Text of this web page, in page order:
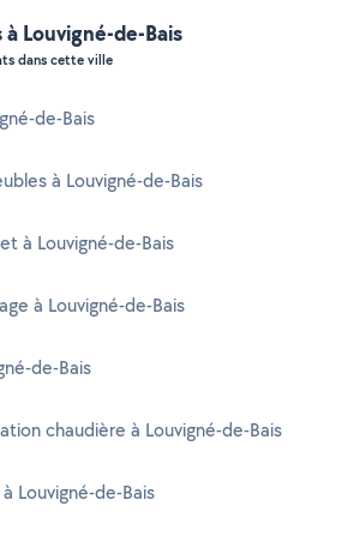
Louvigné-de-Bais
dans cette ville
de-Bais
à Louvigné-de-Bais
à Louvigné-de-Bais
à Louvigné-de-Bais
de-Bais
chaudière à Louvigné-de-Bais
Louvigné-de-Bais